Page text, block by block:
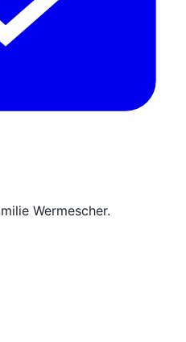
Wermescher.